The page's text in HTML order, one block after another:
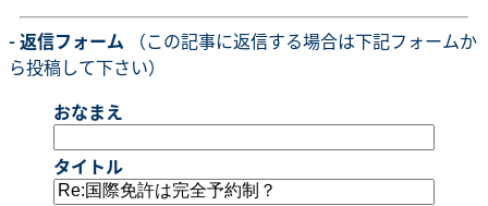
- 返信フォーム （この記事に返信する場合は下記フォームか
ら投稿して下さい）
おなまえ
タイトル